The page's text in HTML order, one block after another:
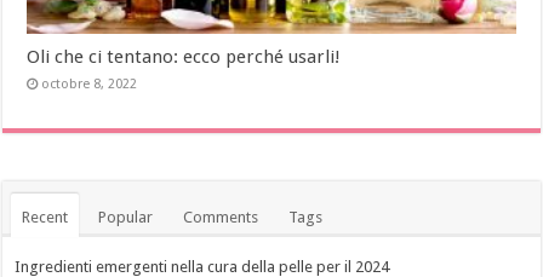
Oli che ci tentano: ecco perché usarli!
octobre 8, 2022
Recent Popular Comments Tags
Ingredienti emergenti nella cura della pelle per il 2024